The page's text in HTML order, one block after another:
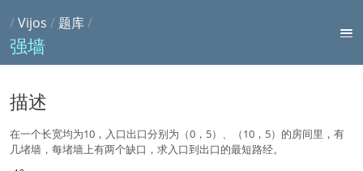
/Vijos / 题库/
强墙
描述
在一个长宽均为10，入口出口分别为（0，5）、（10，5）的房间里，有
几堵墙，每堵墙上有两个缺口，求入口到出口的最短路经。